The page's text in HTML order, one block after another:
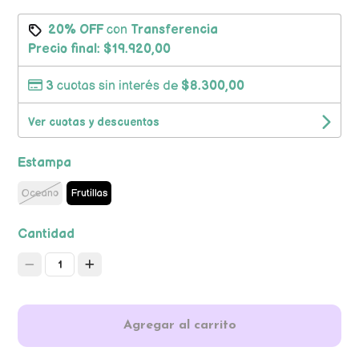
20% OFFcon Transferencia
Precio final: $19.920,00
3 cuotas sin interés de $8.300,00
Ver cuotas y descuentos
Estampa
Oceano Frutillas
Cantidad
1
Agregar al carrito